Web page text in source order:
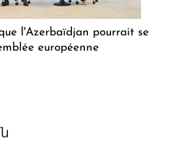
l'Azerbaïdjan pourrait se
européenne